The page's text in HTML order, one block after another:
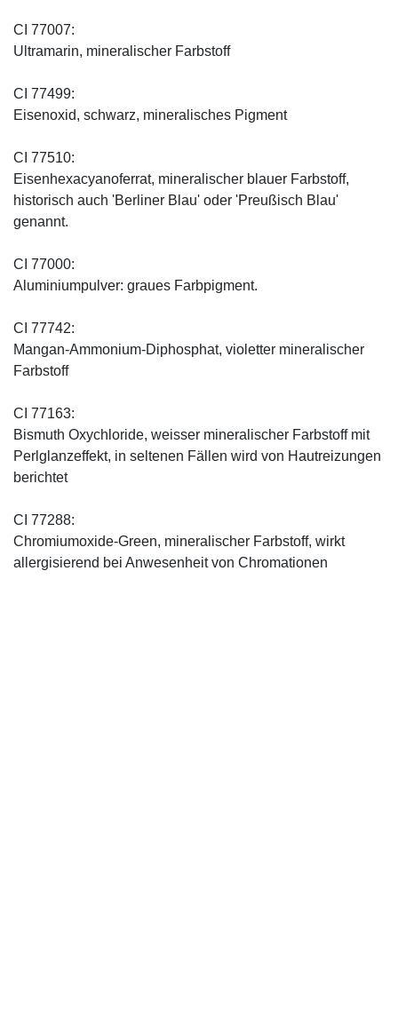
CI 77007:
Ultramarin, mineralischer Farbstoff
CI 77499:
Eisenoxid, schwarz, mineralisches Pigment
CI 77510:
Eisenhexacyanoferrat, mineralischer blauer Farbstoff,
historisch auch 'Berliner Blau' oder 'Preußisch Blau'
genannt.
CI 77000:
Aluminiumpulver: graues Farbpigment.
CI 77742:
Mangan-Ammonium-Diphosphat, violetter mineralischer
Farbstoff
CI 77163:
Bismuth Oxychloride, weisser mineralischer Farbstoff mit
Perlglanzeffekt, in seltenen Fällen wird von Hautreizungen
berichtet
CI 77288:
Chromiumoxide-Green, mineralischer ­Farbstoff, wirkt
allergisierend bei Anwesenheit von Chromationen